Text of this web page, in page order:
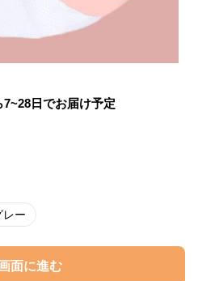
日でお届け予定
レー
面に進む